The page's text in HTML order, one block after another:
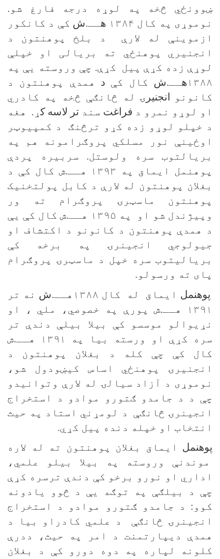
ښوونځي څخه په لوړه درجه فارغ شو.
نوموړی په کال ۱۳۸۴
هــ.ش کې د کانکور
ازموینې له لارې د بلخ پوهنتون د
انجنیري پوهنځي ته بریالی او خپلې
لوړې زده کړې پیل کړې. چې وروسته یې په
۱۳۸۸ هــ.ش کال کې د
همدې پوهنتون د
کانونو
انجنیر ۍ له څانګې څخه په کادري
او لوړو نمرو د فراغت سند تر لاسه کړ. هغه
د خپلو لوړو زده کړو ترڅنګ د کمپیوټر
اوځینې نور مسلکي پروګرامونه هم په
بریالتوب سره ولوستل. سربیره پردې
پوهنمل ایماق په ۱۳۹۳ هــ.ش کال کې د
بغلان پوهنتون له لارې د کابل پولتخنیک
پوهنتون ماسټرۍ پروګرام ته ور
وپیژندل شو او په ۱۳۹۵ هــ.ش کال کې یې
د همدې پوهنتون د کانونو د اکتشاف او
جیولوجي انجینرۍ په برخه کې
بریالیتوب سره خپل د ماسټرۍ پروګرام
پای ته ورسولو.
پوهنمل ایماق له کال ۱۳۸۸هــ .ش نه تر
۱۳۹۱ هــ.ش پورې په خصوصي، ملي ، او
نړیوالو موسسو کې بیلا بیلې دندې تر
سره کړې او ورسته بیا په ۱۳۹۱ هــ.ش
کال کې چې کله د بغلان پوهنتون د
انجنیرۍ پوهنځي اساس کیښودول شو،
نوموړی د آزاد سیالۍ له لارې وتوانیدو
چې د د جامدو ګتورو موادو د استخراج
انجینرۍ څانګې
د لومړني استاد په حیث
انتخاب او خپله دنده پیل کړي.
پوهنمل
ایماق بغلان پوهنتون ته له لاره
موندنې وروسته په بیلا بیلو علمي،
اداري او نورو برخو کې دندې ترسره کړې
چې د بیلګې په توګه یې د څوو یادونه
کوو: د جامدو ګتورو موادو د استخراج
انجینرۍ څانګې د علمي کادراو بیا د
همدې ديپارتمنت د امر په حیث، ددرې
کلونه لپاره په دوه دورو کې د بغلان